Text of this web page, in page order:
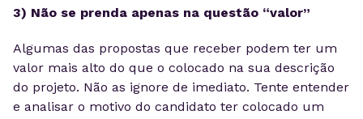
3) Não se prenda apenas na questão “valor”
Algumas das propostas que receber podem ter um
valor mais alto do que o colocado na sua descrição
do projeto. Não as ignore de imediato. Tente entender
e analisar o motivo do candidato ter colocado um